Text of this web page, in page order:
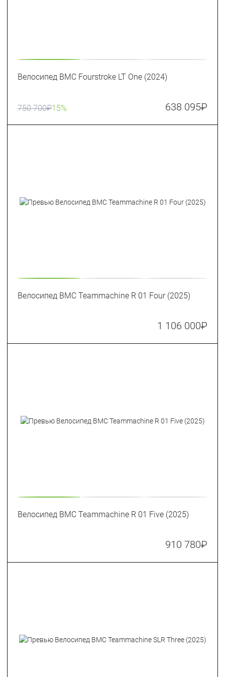
Велосипед BMC Fourstroke LT One (2024)
750 700₽15% 638 095₽
Велосипед BMC Teammachine R 01 Four (2025)
1 106 000₽
Велосипед BMC Teammachine R 01 Five (2025)
910 780₽